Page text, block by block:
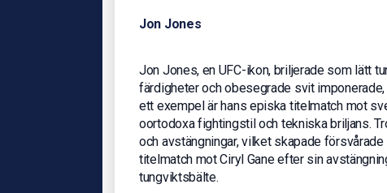
Jon Jones
Jon Jones, en UFC-ikon, briljerade som lätt
färdigheter och obesegrade svit
ett exempel är hans episka titelmatch mot
oortodoxa fightingstil och tekniska briljans.
och avstängningar, vilket skapade
titelmatch mot Ciryl Gane efter sin
tungviktsbälte.